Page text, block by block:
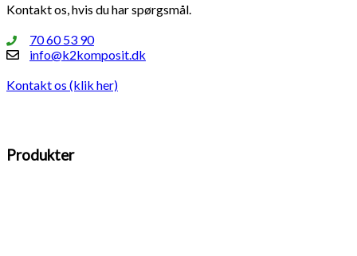
Kontakt os, hvis du har spørgsmål.
70 60 53 90
info@k2komposit.dk
Kontakt os (klik her)
Produkter